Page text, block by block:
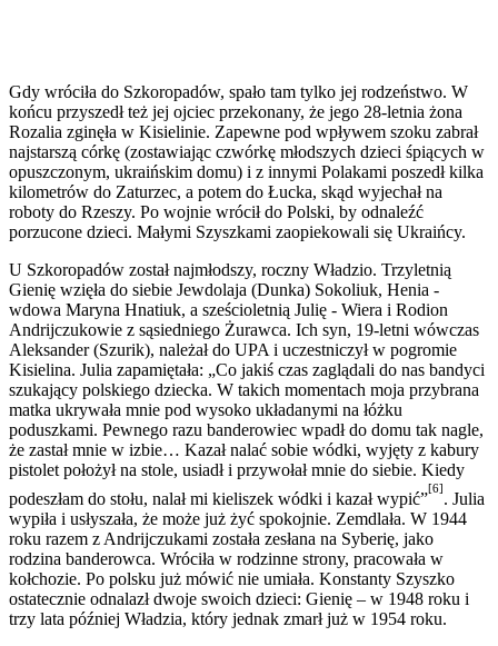
Gdy wróciła do Szkoropadów, spało tam tylko jej rodzeństwo. W
końcu przyszedł też jej ojciec przekonany, że jego 28-letnia żona
Rozalia zginęła w Kisielinie. Zapewne pod wpływem szoku zabrał
najstarszą córkę (zostawiając czwórkę młodszych dzieci śpiących w
opuszczonym, ukraińskim domu) i z innymi Polakami poszedł kilka
kilometrów do Zaturzec, a potem do Łucka, skąd wyjechał na
roboty do Rzeszy. Po wojnie wrócił do Polski, by odnaleźć
porzucone dzieci. Małymi Szyszkami zaopiekowali się Ukraińcy.
U Szkoropadów został najmłodszy, roczny Władzio. Trzyletnią
Gienię wzięła do siebie Jewdolaja (Dunka) Sokoliuk, Henia -
wdowa Maryna Hnatiuk, a sześcioletnią Julię - Wiera i Rodion
Andrijczukowie z sąsiedniego Żurawca. Ich syn, 19-letni wówczas
Aleksander (Szurik), należał do UPA i uczestniczył w pogromie
Kisielina. Julia zapamiętała: „Co jakiś czas zaglądali do nas bandyci
szukający polskiego dziecka. W takich momentach moja przybrana
matka ukrywała mnie pod wysoko układanymi na łóżku
poduszkami. Pewnego razu ban­derowiec wpadł do domu tak nagle,
że zastał mnie w izbie… Kazał nalać so­bie wódki, wyjęty z kabury
pistolet położył na stole, usiadł i przywołał mnie do siebie. Kiedy
podeszłam do stołu, nalał mi kieliszek wódki i kazał wypić”
[6]
. Julia
wypiła i usłyszała, że może już żyć spokojnie. Zemdlała. W 1944
roku razem z Andrijczukami została zesłana na Syberię, jako
rodzina banderowca. Wróciła w rodzinne strony, pracowała w
kołchozie. Po polsku już mówić nie umiała. Konstanty Szyszko
ostatecznie odnalazł dwoje swoich dzieci: Gienię – w 1948 roku i
trzy lata później Władzia, który jednak zmarł już w 1954 roku.